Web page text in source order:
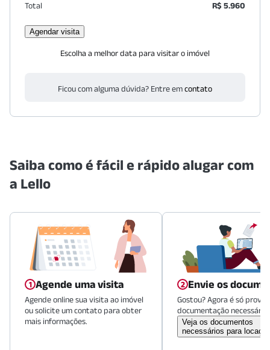
Total R$ 5.960
Agendar visita
Escolha a melhor data para visitar o imóvel
Ficou com alguma dúvida? Entre emcontato
Saiba como é fácil e rápido alugar com
a Lello
Agende uma visita
Agende online sua visita ao imóvel
ou solicite um contato para obter
mais informações.
Envie os
Gostou? Agora é só
documentação necessária.
Veja os documentos
necessários para